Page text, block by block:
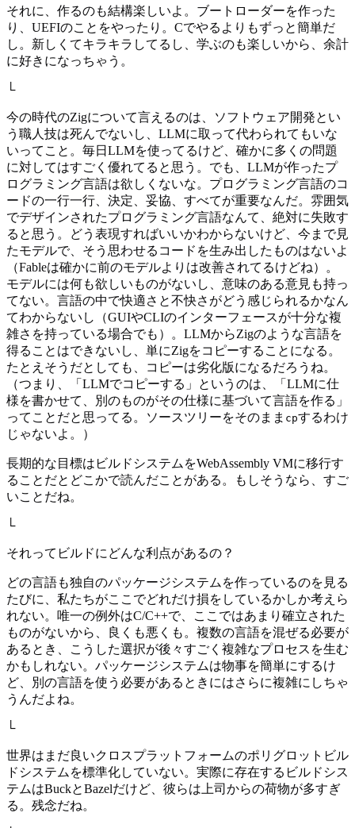
それに、作るのも結構楽しいよ。ブートローダーを作った
り、UEFIのことをやったり。Cでやるよりもずっと簡単だ
し。新しくてキラキラしてるし、学ぶのも楽しいから、余計
に好きになっちゃう。
└
今の時代のZigについて言えるのは、ソフトウェア開発とい
う職人技は死んでないし、LLMに取って代わられてもいな
いってこと。毎日LLMを使ってるけど、確かに多くの問題
に対してはすごく優れてると思う。でも、LLMが作ったプ
ログラミング言語は欲しくないな。プログラミング言語のコ
ードの一行一行、決定、妥協、すべてが重要なんだ。雰囲気
でデザインされたプログラミング言語なんて、絶対に失敗す
ると思う。どう表現すればいいかわからないけど、今まで見
たモデルで、そう思わせるコードを生み出したものはないよ
（Fableは確かに前のモデルよりは改善されてるけどね）。
モデルには何も欲しいものがないし、意味のある意見も持っ
てない。言語の中で快適さと不快さがどう感じられるかなん
てわからないし（GUIやCLIのインターフェースが十分な複
雑さを持っている場合でも）。LLMからZigのような言語を
得ることはできないし、単にZigをコピーすることになる。
たとえそうだとしても、コピーは劣化版になるだろうね。
（つまり、「LLMでコピーする」というのは、「LLMに仕
様を書かせて、別のものがその仕様に基づいて言語を作る」
ってことだと思ってる。ソースツリーをそのまま cpするわけ
じゃないよ。）
長期的な目標はビルドシステムをWebAssembly VMに移行す
ることだとどこかで読んだことがある。もしそうなら、すご
いことだね。
└
それってビルドにどんな利点があるの？
どの言語も独自のパッケージシステムを作っているのを見る
たびに、私たちがここでどれだけ損をしているかしか考えら
れない。唯一の例外はC/C++で、ここではあまり確立された
ものがないから、良くも悪くも。複数の言語を混ぜる必要が
あるとき、こうした選択が後々すごく複雑なプロセスを生む
かもしれない。パッケージシステムは物事を簡単にするけ
ど、別の言語を使う必要があるときにはさらに複雑にしちゃ
うんだよね。
└
世界はまだ良いクロスプラットフォームのポリグロットビル
ドシステムを標準化していない。実際に存在するビルドシス
テムはBuckとBazelだけど、彼らは上司からの荷物が多すぎ
る。残念だね。